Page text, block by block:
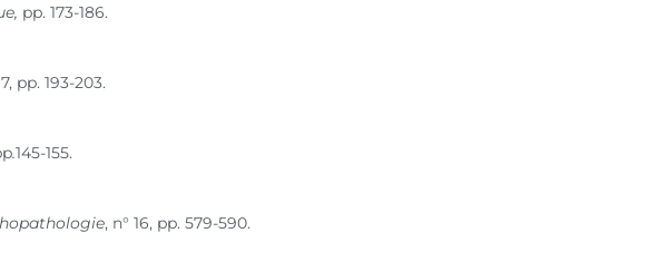
pp. 173-186.
, pp. 193-203.
.145-155.
, n° 16, pp. 579-590.